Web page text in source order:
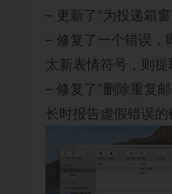
– 更新了“为投递箱窗
– 修复了一个错误，
太新表情符号，则提
– 修复了“删除重复
长时报告虚假错误的